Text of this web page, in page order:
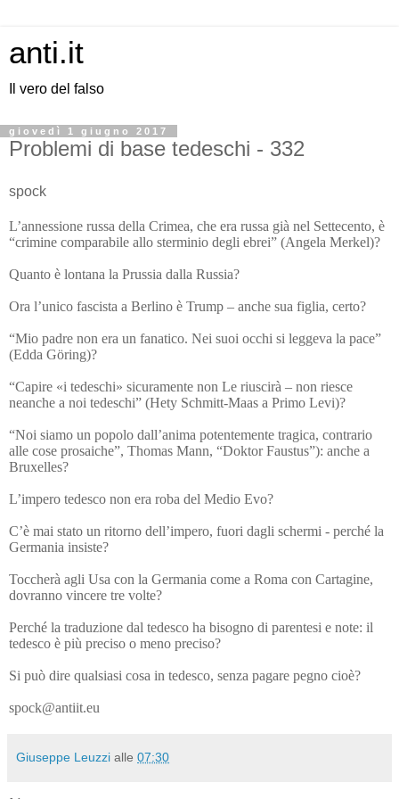
anti.it
Il vero del falso
giovedì 1 giugno 2017
Problemi di base tedeschi - 332
spock
L’annessione russa della Crimea, che era russa già nel Settecento, è
“crimine comparabile allo sterminio degli ebrei” (Angela Merkel)?
Quanto è lontana la Prussia dalla Russia?
Ora l’unico fascista a Berlino è Trump – anche sua figlia, certo?
“Mio padre non era un fanatico. Nei suoi occhi si leggeva la pace”
(Edda Göring)?
“Capire «i tedeschi» sicuramente non Le riuscirà – non riesce
neanche a noi tedeschi” (Hety Schmitt-Maas a Primo Levi)?
“Noi siamo un popolo dall’anima potentemente tragica, contrario
alle cose prosaiche”, Thomas Mann, “Doktor Faustus”): anche a
Bruxelles?
L’impero tedesco non era roba del Medio Evo?
C’è mai stato un ritorno dell’impero, fuori dagli schermi - perché la
Germania insiste?
Toccherà agli Usa con la Germania come a Roma con Cartagine,
dovranno vincere tre volte?
Perché la traduzione dal tedesco ha bisogno di parentesi e note: il
tedesco è più preciso o meno preciso?
Si può dire qualsiasi cosa in tedesco, senza pagare pegno cioè?
spock@antiit.eu
Giuseppe Leuzzi alle 07:30